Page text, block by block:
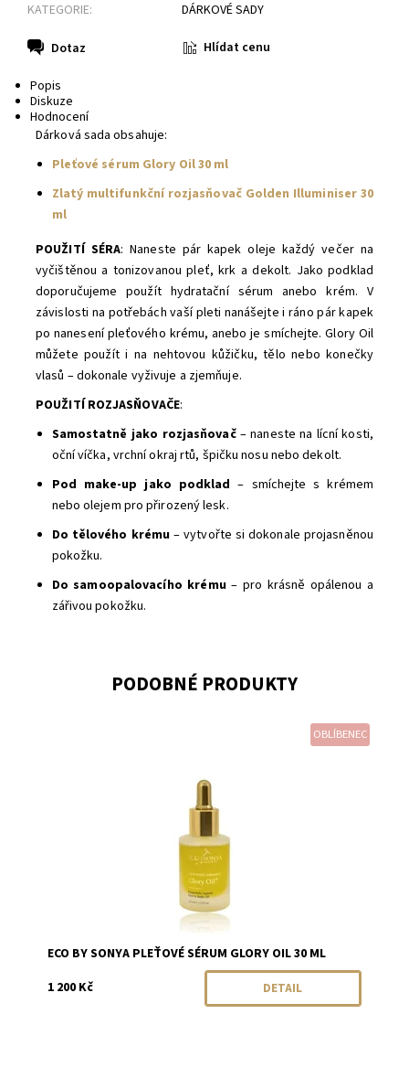
KATEGORIE: DÁRKOVÉ SADY
Dotaz Hlídat cenu
Popis
Diskuze
Hodnocení
Dárková sada obsahuje:
Pleťové sérum Glory Oil 30 ml
Zlatý multifunkční rozjasňovač Golden Illuminiser 30
ml
POUŽITÍ SÉRA:Naneste pár kapek oleje každý večer na
vyčištěnou a tonizovanou pleť, krk a dekolt. Jako podklad
doporučujeme použít hydratační sérum anebo krém. V
závislosti na potřebách vaší pleti nanášejte i ráno pár kapek
po nanesení pleťového krému, anebo je smíchejte. Glory Oil
můžete použít i na nehtovou kůžičku, tělo nebo konečky
vlasů – dokonale vyživuje a zjemňuje.
POUŽITÍ ROZJASŇOVAČE:
Samostatně jako rozjasňovač – naneste na lícní kosti,
oční víčka, vrchní okraj rtů, špičku nosu nebo dekolt.
Pod make-up jako podklad – smíchejte s krémem
nebo olejem pro přirozený lesk.
Do tělového krému – vytvořte si dokonale projasněnou
pokožku.
Do samoopalovacího krému – pro krásně opálenou a
zářivou pokožku.
PODOBNÉ PRODUKTY
OBLÍBENEC
ECO BY SONYA PLEŤOVÉ SÉRUM GLORY OIL 30 ML
1 200 Kč
DETAIL